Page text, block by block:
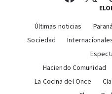
Últimas noticias Paraná
Sociedad
Haciendo Comunidad
La Cocina del Once